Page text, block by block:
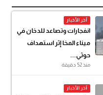
آخر الأخبار
انفجارات وتصاعد للدخان في
ميناء المخا إثر استهداف
حوثي...
منذ 52 دقيقة
آخر الأخبار